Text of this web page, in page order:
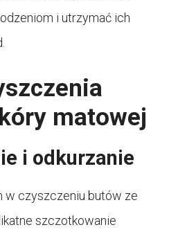
i utrzymać ich
matowej
i odkurzanie
w czyszczeniu butów ze
szczotkowanie